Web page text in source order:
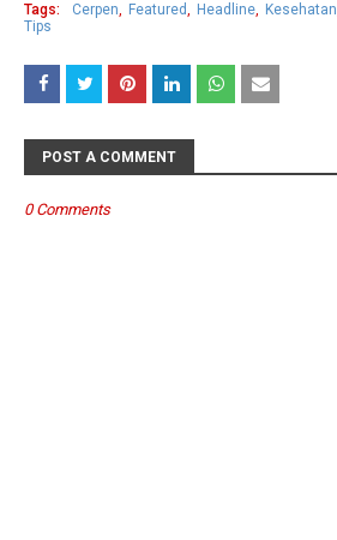
Tags: Cerpen Featured Headline Kesehatan
Tips
POST A COMMENT
0 Comments